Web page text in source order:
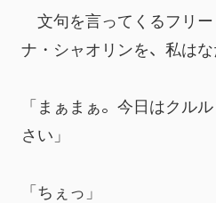
文句を言ってくるフリ
ナ・シャオリンを、私はな
「まぁまぁ。今日はクル
さい」
「ちぇっ」